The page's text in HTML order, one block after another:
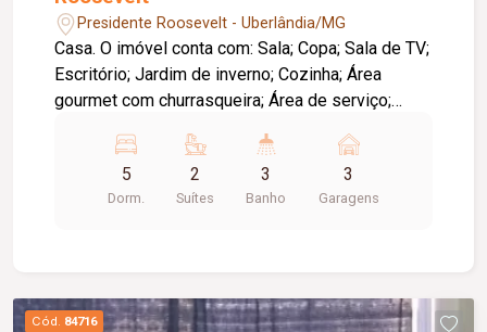
Presidente Roosevelt - Uberlândia/MG
Casa. O imóvel conta com: Sala; Copa; Sala de TV;
Escritório; Jardim de inverno; Cozinha; Área
gourmet com churrasqueira; Área de serviço;
Ambientes amplos e bem distribuídos,
proporcionando conforto e praticidade; Espaço
gourmet ideal para receber familiares e amigos.
5
Dorm.
2
Suítes
3
Banho
3
Garagens
Cód. 84716